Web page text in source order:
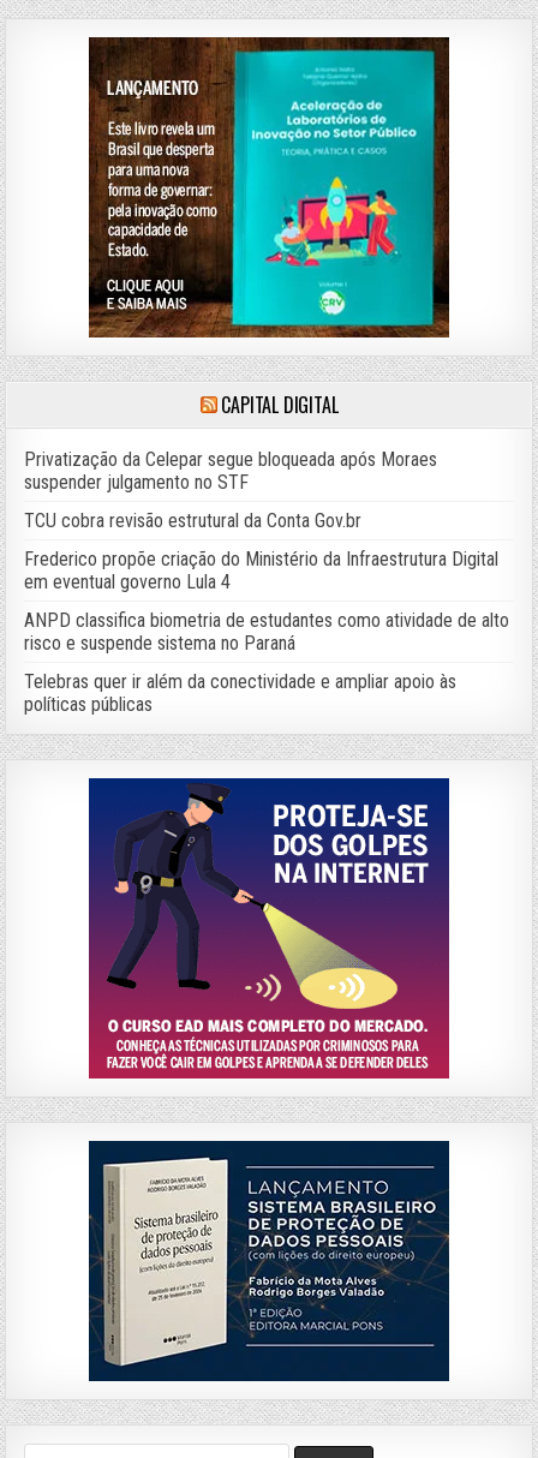
CAPITAL DIGITAL
Privatização da Celepar segue bloqueada após Moraes
suspender julgamento no STF
TCU cobra revisão estrutural da Conta Gov.br
Frederico propõe criação do Ministério da Infraestrutura Digital
em eventual governo Lula 4
ANPD classifica biometria de estudantes como atividade de alto
risco e suspende sistema no Paraná
Telebras quer ir além da conectividade e ampliar apoio às
políticas públicas
Search